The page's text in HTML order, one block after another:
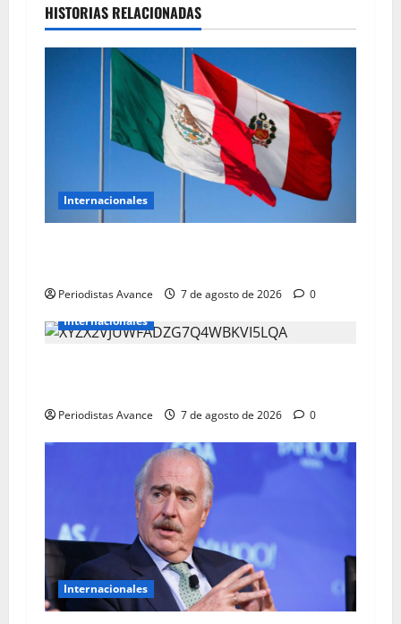
HISTORIAS RELACIONADAS
Internacionales
Periodistas Avance 7 de agosto de 2026
0
Internacionales
Periodistas Avance 7 de agosto de 2026 0
Internacionales